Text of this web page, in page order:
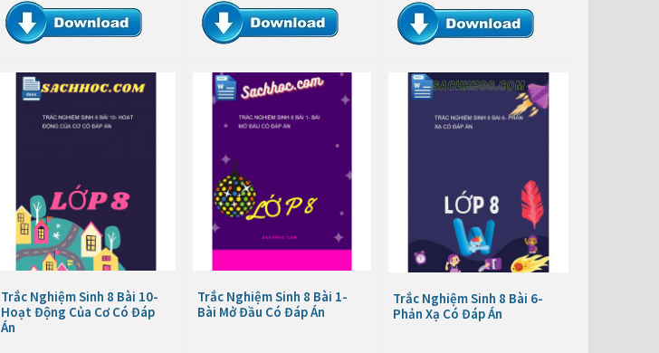
Trắc Nghiệm Sinh 8 Bài 10-
Hoạt Động Của Cơ Có Đáp
Án
Trắc Nghiệm Sinh 8 Bài 1-
Bài Mở Đầu Có Đáp Án
Trắc Nghiệm Sinh 8 Bài 6-
Phản Xạ Có Đáp Án